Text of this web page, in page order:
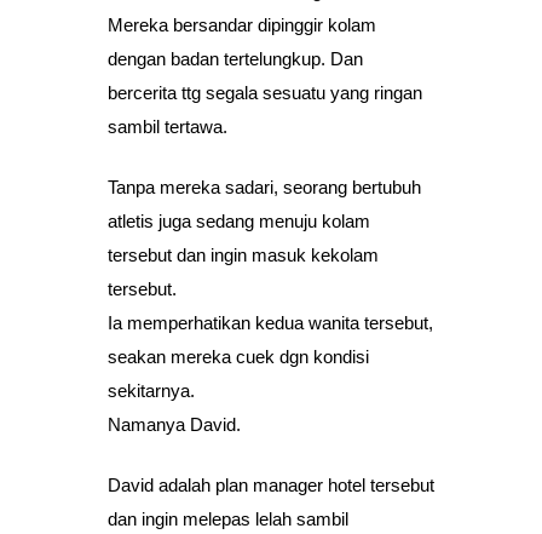
Mereka bersandar dipinggir kolam
dengan badan tertelungkup. Dan
bercerita ttg segala sesuatu yang ringan
sambil tertawa.
Tanpa mereka sadari, seorang bertubuh
atletis juga sedang menuju kolam
tersebut dan ingin masuk kekolam
tersebut.
Ia memperhatikan kedua wanita tersebut,
seakan mereka cuek dgn kondisi
sekitarnya.
Namanya David.
David adalah plan manager hotel tersebut
dan ingin melepas lelah sambil